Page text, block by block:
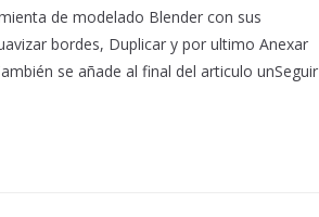
de modelado Blender con sus
bordes, Duplicar y por ultimo Anexar
se añade al final del articulo unSeguir